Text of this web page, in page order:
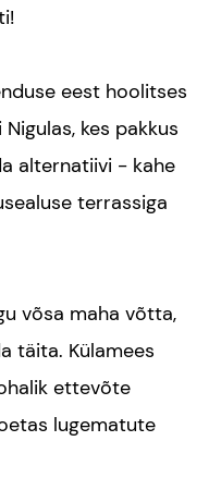
eest hoolitses
Nigulas, kes pakkus
alternatiivi - kahe
terrassiga
võsa maha võtta,
täita. Külamees
ettevõte
lugematute